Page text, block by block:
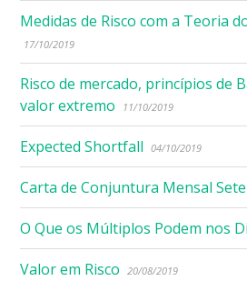
Medidas de Risco com a Teoria
17/10/2019
Risco de mercado, princípios de
valor extremo
11/10/2019
Expected Shortfall 04/10/2019
Carta de Conjuntura Mensal
O Que os Múltiplos Podem nos
Valor em Risco 20/08/2019